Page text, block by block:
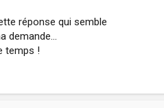
réponse qui semble
temps !